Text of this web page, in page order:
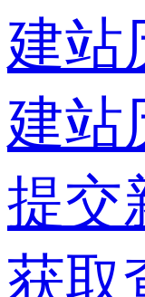
建站
建站
提交
获取